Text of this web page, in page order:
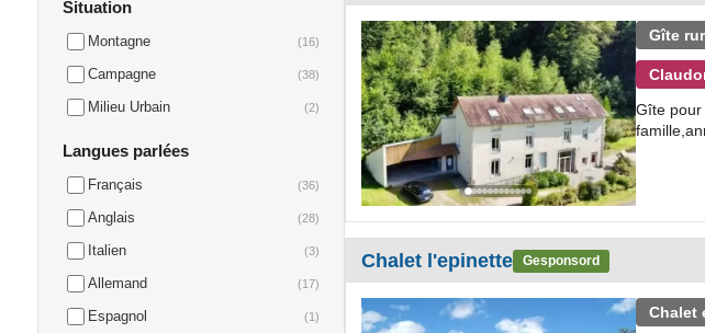
Situation
Montagne (16)
Campagne (38)
Milieu Urbain (2)
Langues parlées
Français (36)
Anglais (28)
Italien (3)
Allemand (17)
Espagnol (1)
Gîte
Gîte pour
Chalet l'epinette Gesponsord
Chalet